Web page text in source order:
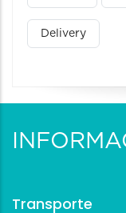
Delivery
Transporte